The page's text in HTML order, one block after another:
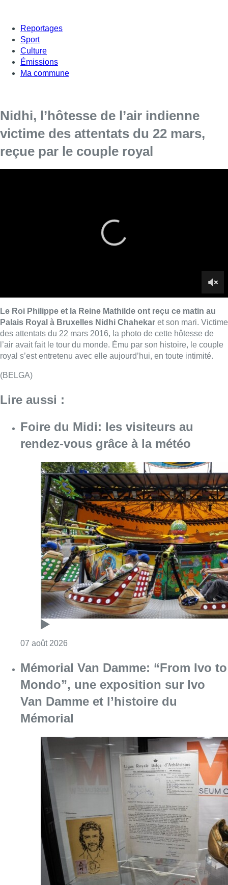
Reportages
Sport
Culture
Émissions
Ma commune
Nidhi, l’hôtesse de l’air indienne
victime des attentats du 22 mars,
reçue par le couple royal
royal s’est entretenu avec elle aujourd’hui, en toute intimité.
rendez-vous grâce à la météo
07 août 2026 Consulter l'article "Foire du Midi: les
Mémorial Van Damme: “From Ivo to
Mondo”, une exposition sur Ivo
Van Damme et l’histoire du
Mémorial
07 août 2026 Consulter l'article "Mémorial Van Damme:
Le Brussels Dance Festival revient
du 14 au 23 août